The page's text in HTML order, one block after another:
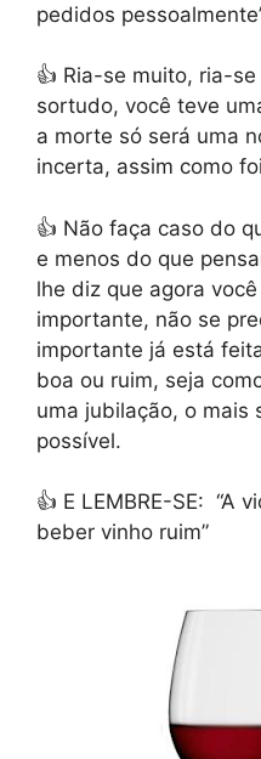
pedidos
👍 Ria-se muito, ria-
sortudo, você teve
a morte só será uma
incerta, assim como
👍 Não faça caso do
e menos do que
lhe diz que agora
importante, não se
importante já está
boa ou ruim, seja
uma jubilação, o mais
possível.
👍 E LEMBRE-SE: “A
beber vinho ruim”